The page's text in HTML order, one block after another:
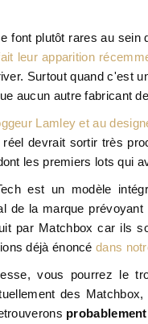
font plutôt rares au
leur apparition
Surtout quand c'est
aucun autre fabricant
Lamley et au
devrait sortir très
les premiers lots qui
est un modèle
de la marque
par Matchbox car ils
déjà énoncédans
vous pourrez le
des Matchbox,